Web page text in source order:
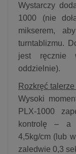
Wystarczy
1000 (nie
mikserem,
turntablizmu.
jest ręcznie
oddzielnie).
Rozkręć
Wysoki
PLX-1000
kontrolę – a
4,5kg/cm (lub
zaledwie 0,3